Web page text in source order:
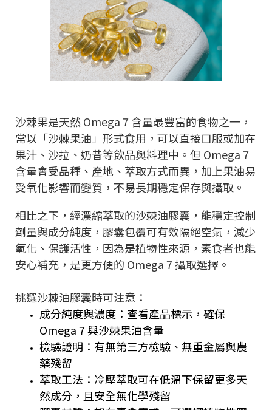
沙棘果是天然 Omega 7 含量最豐富的食物之一，
常以「沙棘果油」形式食用，可以直接口服或加在
果汁、沙拉、奶昔等飲品與料理中。但 Omega 7
含量會受品種、產地、萃取方式而異，加上果油易
受氧化影響而變質，不易長期穩定保存與攝取。
相比之下，經濃縮萃取的沙棘油膠囊，能穩定控制
劑量與成分純度，膠囊包覆可有效隔絕空氣，減少
氧化、保護活性，因為是植物性來源，素食者也能
安心補充，是更方便的 Omega 7 攝取選擇。
挑選沙棘油膠囊時可注意：
成分純度與濃度：查看產品標示，確保
Omega 7 與沙棘果油含量
檢驗證明：有無第三方檢驗、無重金屬與農
藥殘留
萃取工法：冷壓萃取可在低溫下保留更多天
然成分，且安全無化學殘留